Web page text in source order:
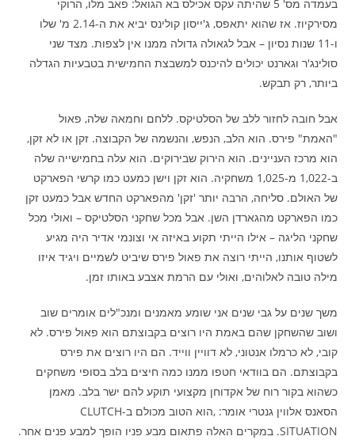
בעמדה מס' 5 שהיתה עקס אכילס בא הגואל: פאב מלו, הרוקי
מסירקיוז. אז שהוא יתאפס, ג'ייסון קולינס יביא את ה-2.14 מ' שלו
ו-11 שנות נסיון – אבל לגאולה גדולה ממנו אין לצפות. מצד שני
סולינג'ר וגארנט יכולים להיכנס למשבצת החמישית בטבעיות הגדלה
ביותר, רק תבקש.
אבל חובה לחזור ללב של הסלטיקס. ללחם וחמאה שלה, פאול
"האמת" פירס. הוא הלב, הנפש, והנשמה של הקבוצה. זקן או לא זקן,
הוא מרכז העניינים. הוא הירוק שבירוקים. הוא עלה בחמישייה שלה
ב-1,022 מ-1,025 משחקיה. הוא זקן וישן כמעט כמו קרשי הפארקט
של האולם. סליחה, הרבה יותר 'זקן' מהפארקט החדש אבל כמעט זקן
כמו הפארקט מהגארדן השן. אבל מכל שחקני הסלטיקס – ואולי מכל
שחקני הליגה – אילו הייתי תקוע באיזה אי וצונמי אדיר היה מגיע
לשטוף אותנו, הייתי רוצה את פאול פירס שיביט לשמיים ויגיד איזו
מילה טובה לאלוהים, ואולי עם הרמת אצבע באותו זמן.
משך שנים על גבי שנים אני שומע מאמנים ומנכ"לים אומרים שוב
ושוב שהשחקן שהם באמת היו רוצים בקבוצתם הוא פאול פירס. לא
קובי, לא כרמלו אנטוני, לא דוויין ווייד. הם היו רוצים את פירס
בקבוצתם. הם בוודאי חטפו ממנו כמה חיצים בלב בסופי משחקים
כשהוא בקור רוח של אקדוחן מקצועי תוקע להם ישר בלב. מאמן
הסאנס אלווין גנטרי אומר: ,הוא הטוב מכולם ב-CLUTCH
SITUATION. במקרים האלה פתאום מבע פניו הופך למבע פנים אחר.